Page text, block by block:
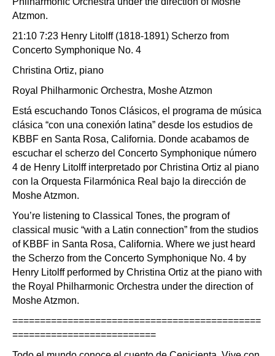
Atzmon.
21:10 7:23 Henry Litolff (1818-1891) Scherzo from
Concerto Symphonique No. 4
Christina Ortiz, piano
Royal Philharmonic Orchestra, Moshe Atzmon
Está escuchando Tonos Clásicos, el programa de música
clásica “con una conexión latina” desde los estudios de
KBBF en Santa Rosa, California. Donde acabamos de
escuchar el scherzo del Concerto Symphonique número
4 de Henry Litolff interpretado por Christina Ortiz al piano
con la Orquesta Filarmónica Real bajo la dirección de
Moshe Atzmon.
You’re listening to Classical Tones, the program of
classical music “with a Latin connection” from the studios
of KBBF in Santa Rosa, California. Where we just heard
the Scherzo from the Concerto Symphonique No. 4 by
Henry Litolff performed by Christina Ortiz at the piano with
the Royal Philharmonic Orchestra under the direction of
Moshe Atzmon.
=============================================
==========================